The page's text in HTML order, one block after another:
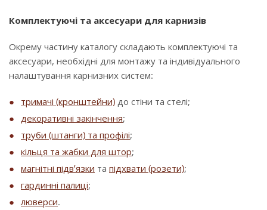
Комплектуючі та аксесуари для карнизів
Окрему частину каталогу складають комплектуючі та
аксесуари, необхідні для монтажу та індивідуального
налаштування карнизних систем:
тримачі (кронштейни) до стіни та стелі;
декоративні закінчення;
труби (штанги) та профілі;
кільця та жабки для штор;
магнітні підв’язки та підхвати (розети);
гардинні палиці;
люверси.